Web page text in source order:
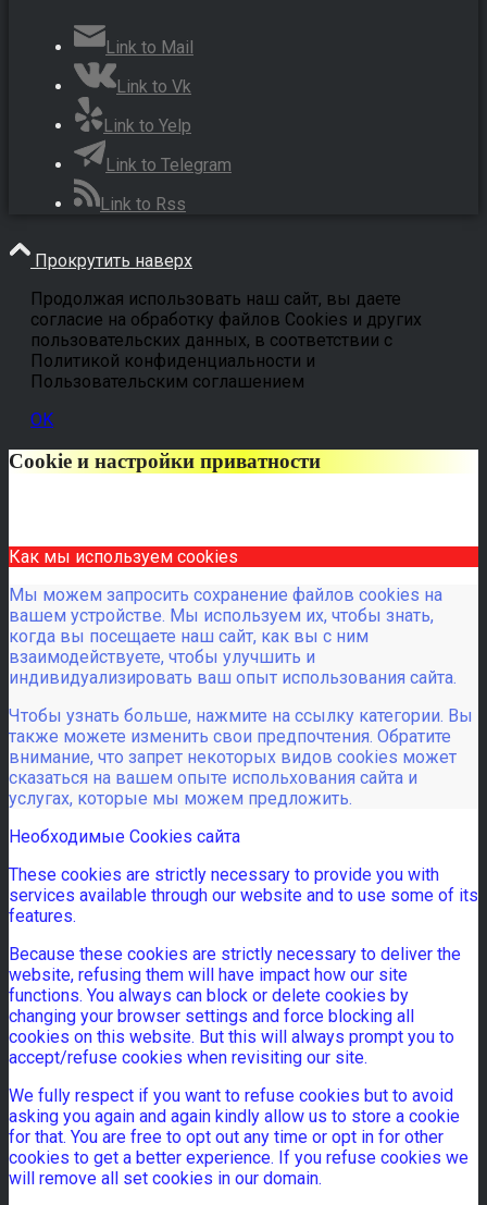
Link to Mail
Link to Vk
Link to Yelp
Link to Telegram
Link to Rss
Прокрутить наверх
Продолжая использовать наш сайт, вы даете
согласие на обработку файлов Cookies и других
пользовательских данных, в соответствии с
Политикой конфиденциальности и
Пользовательским соглашением
OK
Cookie и настройки приватности
Как мы используем cookies
Мы можем запросить сохранение файлов cookies на
вашем устройстве. Мы используем их, чтобы знать,
когда вы посещаете наш сайт, как вы с ним
взаимодействуете, чтобы улучшить и
индивидуализировать ваш опыт использования сайта.
Чтобы узнать больше, нажмите на ссылку категории. Вы
также можете изменить свои предпочтения. Обратите
внимание, что запрет некоторых видов cookies может
сказаться на вашем опыте испольхования сайта и
услугах, которые мы можем предложить.
Необходимые Cookies сайта
These cookies are strictly necessary to provide you with
services available through our website and to use some of its
features.
Because these cookies are strictly necessary to deliver the
website, refusing them will have impact how our site
functions. You always can block or delete cookies by
changing your browser settings and force blocking all
cookies on this website. But this will always prompt you to
accept/refuse cookies when revisiting our site.
We fully respect if you want to refuse cookies but to avoid
asking you again and again kindly allow us to store a cookie
for that. You are free to opt out any time or opt in for other
cookies to get a better experience. If you refuse cookies we
will remove all set cookies in our domain.